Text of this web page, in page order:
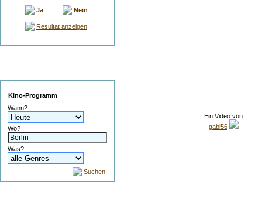
Ja
Nein
Resultat anzeigen
Kino-Programm
Wann?
Wo?
Was?
Suchen
Ein Video von
gabi56